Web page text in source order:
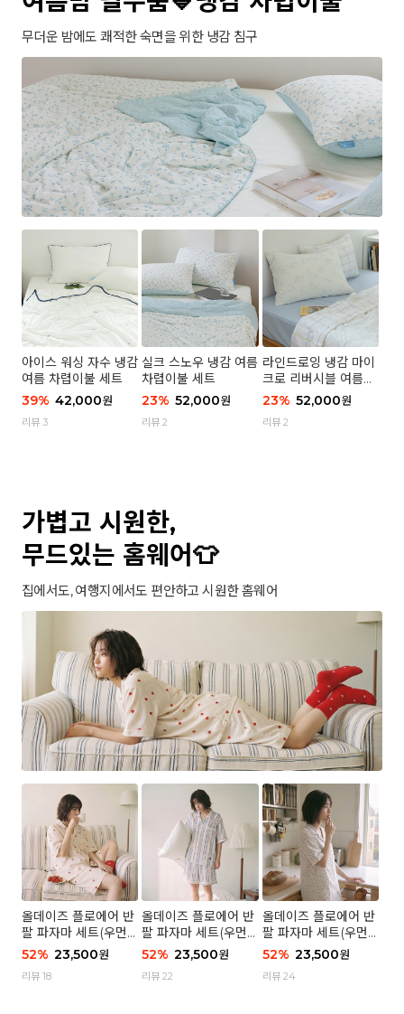
무더운 밤에도 쾌적한 숙면을 위한 냉감 침구
아이스 워싱 자수 냉감
여름 차렵이불 세트
39% 42,000원
리뷰 3
실크 스노우 냉감 여름
차렵이불 세트
23% 52,000원
리뷰 2
라인드로잉 냉감 마이
크로 리버시블 여름이
불 세트
23% 52,000원
리뷰 2
가볍고 시원한,
무드있는 홈웨어👕
집에서도, 여행지에서도 편안하고 시원한 홈웨어
올데이즈 플로에어 반
팔 파자마 세트(우먼)
- 04 하트 컨페티
52% 23,500원
리뷰 18
올데이즈 플로에어 반
팔 파자마 세트(우먼)
- 03 브리즈 스트라이
52% 23,500원
리뷰 22
올데이즈 플로에어 반
팔 파자마 세트(우먼)
- 01 포슬 가든
52% 23,500원
리뷰 24